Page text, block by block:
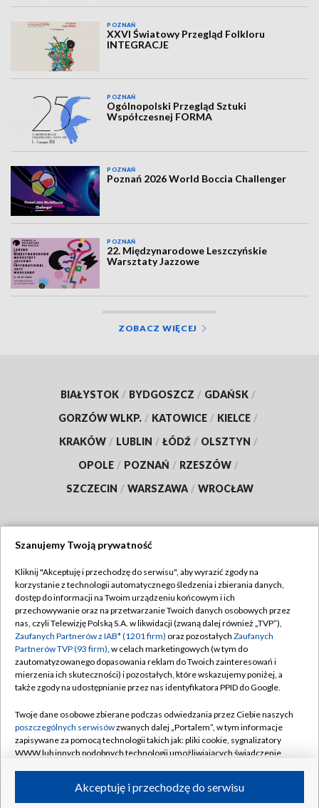
POZNAŃ
XXVI Światowy Przegląd Folkloru
INTEGRACJE
POZNAŃ
Ogólnopolski Przegląd Sztuki
Współczesnej FORMA
POZNAŃ
Poznań 2026 World Boccia Challenger
POZNAŃ
22. Międzynarodowe Leszczyńskie
Warsztaty Jazzowe
ZOBACZ WIĘCEJ
BIAŁYSTOK / BYDGOSZCZ / GDAŃSK /
GORZÓW WLKP. / KATOWICE / KIELCE /
KRAKÓW / LUBLIN / ŁÓDŹ / OLSZTYN /
OPOLE / POZNAŃ / RZESZÓW /
SZCZECIN / WARSZAWA / WROCŁAW
TVP
Abonament TVP
Emisja w TVP
Centrum informacji TVP
Naziemna Telewizja Cyfrowa
Rada Programowa
System NOS
Informacje o nadawcy
Program dla prasy
Regulamin TVP
Polityka prywatności
Moje zgody
Pomoc
Kontakt
Kanały
Szanujemy Twoją prywatność
Kliknij "Akceptuję i przechodzę do serwisu", aby wyrazić zgody na
korzystanie z technologii automatycznego śledzenia i zbierania danych,
dostęp do informacji na Twoim urządzeniu końcowym i ich
przechowywanie oraz na przetwarzanie Twoich danych osobowych przez
nas, czyli Telewizję Polską S.A. w likwidacji (zwaną dalej również „TVP”),
Zaufanych Partnerów z IAB* (1201 firm) oraz pozostałych Zaufanych
Partnerów TVP (93 firm), w celach marketingowych (w tym do
zautomatyzowanego dopasowania reklam do Twoich zainteresowań i
mierzenia ich skuteczności) i pozostałych, które wskazujemy poniżej, a
także zgody na udostępnianie przez nas identyfikatora PPID do Google.
Twoje dane osobowe zbierane podczas odwiedzania przez Ciebie naszych
poszczególnych serwisówzwanych dalej „Portalem”, w tym informacje
zapisywane za pomocą technologii takich jak: pliki cookie, sygnalizatory
WWW lub innych podobnych technologii umożliwiających świadczenie
ruchu w Internecie.Akceptuję i przechodzę do serwisu